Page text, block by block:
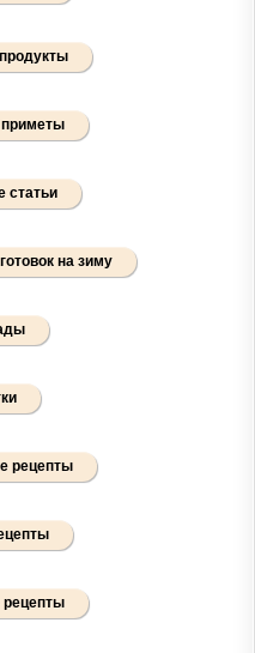
статьи
на зиму
рецепты